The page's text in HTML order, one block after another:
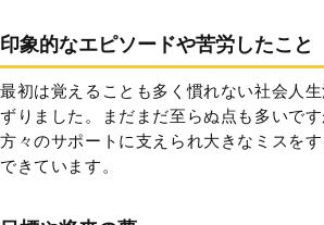
印象的なエピソードや苦労したこと
最初は覚えることも多く慣れない社会人
ずりました。まだまだ至らぬ点も多いで
方々のサポートに支えられ大きなミスを
できています。